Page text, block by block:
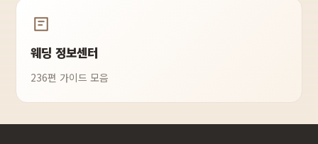
웨딩 정보센터
236편 가이드 모음